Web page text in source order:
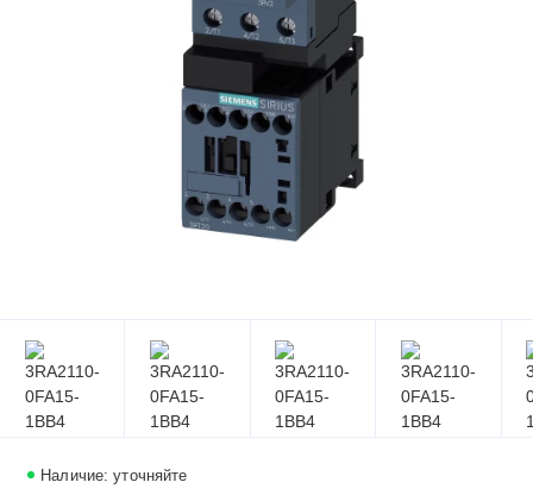
Наличие: уточняйте